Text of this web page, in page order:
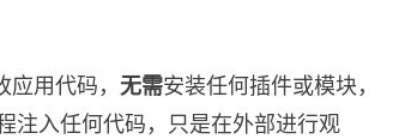
应用代码， 无需安装任何插件或模块，
注入任何代码，只是在外部进行观